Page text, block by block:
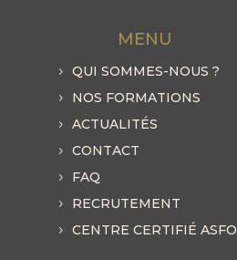
MENU
QUI SOMMES-NOUS ?
NOS FORMATIONS
ACTUALITÉS
CONTACT
FAQ
RECRUTEMENT
CENTRE CERTIFIÉ ASFO